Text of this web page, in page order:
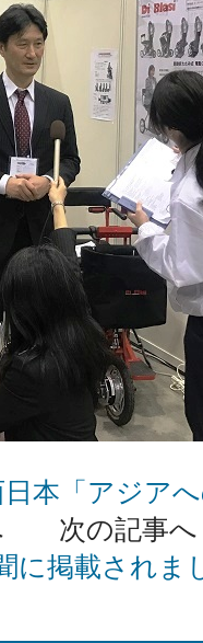
日本「アジア
次の記事へ
に掲載されま